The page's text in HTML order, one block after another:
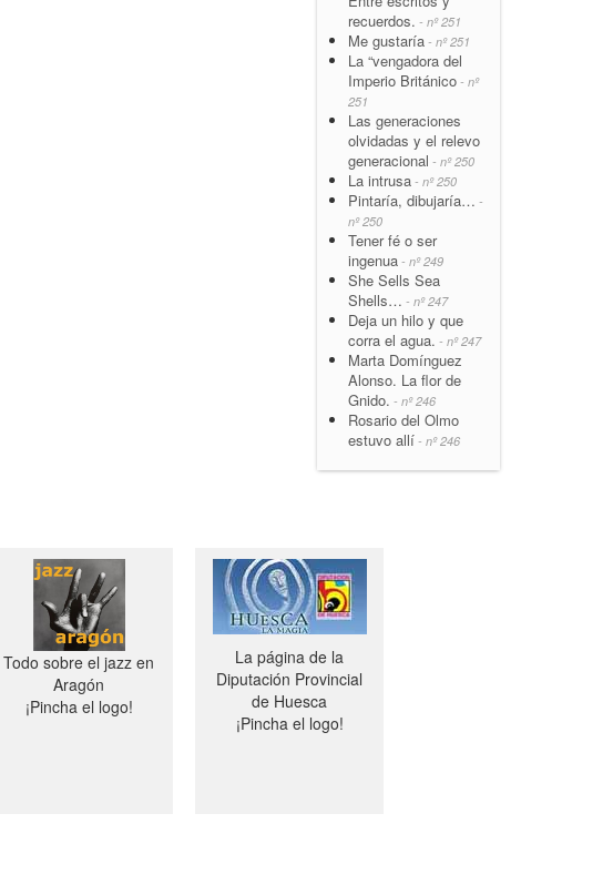
recuerdos. - nº 251
Me gustaría - nº 251
La “vengadora del
Imperio Británico - nº
251
Las generaciones
olvidadas y el relevo
generacional - nº 250
La intrusa - nº 250
Pintaría, dibujaría… -
nº 250
Tener fé o ser
ingenua - nº 249
She Sells Sea
Shells… - nº 247
Deja un hilo y que
corra el agua. - nº 247
Marta Domínguez
Alonso. La flor de
Gnido. - nº 246
Rosario del Olmo
estuvo allí - nº 246
Todo sobre el jazz en
Aragón
¡Pincha el logo!
La página de la
Diputación Provincial
de Huesca
¡Pincha el logo!